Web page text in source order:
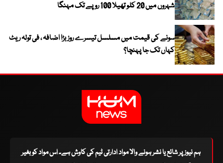
شہروں میں 20 کلو تھیلا 100 روپے تک مہنگا
سونے کی قیمت میں مسلسل تیسرے روز بڑا اضافہ ، فی تولہ ریٹ
کہاں تک جا پہنچا؟
ہم نیوز پر شائع یا نشر ہونے والا مواد ادارتی ٹیم کی کاوش ہے۔ اس مواد کو بغیر